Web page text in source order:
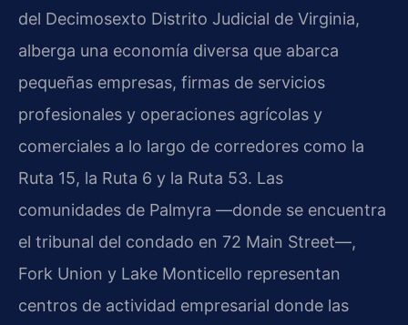
del Decimosexto Distrito Judicial de Virginia,
alberga una economía diversa que abarca
pequeñas empresas, firmas de servicios
profesionales y operaciones agrícolas y
comerciales a lo largo de corredores como la
Ruta 15, la Ruta 6 y la Ruta 53. Las
comunidades de Palmyra —donde se encuentra
el tribunal del condado en 72 Main Street—,
Fork Union y Lake Monticello representan
centros de actividad empresarial donde las